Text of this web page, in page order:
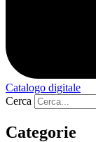
Catalogo digitale
Cerca
Categorie